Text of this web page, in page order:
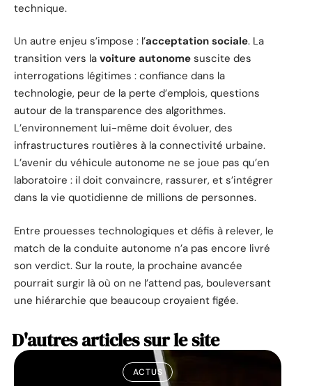
technique.
Un autre enjeu s’impose : l’acceptation sociale. La
transition vers la voiture autonome suscite des
interrogations légitimes : confiance dans la
technologie, peur de la perte d’emplois, questions
autour de la transparence des algorithmes.
L’environnement lui-même doit évoluer, des
infrastructures routières à la connectivité urbaine.
L’avenir du véhicule autonome ne se joue pas qu’en
laboratoire : il doit convaincre, rassurer, et s’intégrer
dans la vie quotidienne de millions de personnes.
Entre prouesses technologiques et défis à relever, le
match de la conduite autonome n’a pas encore livré
son verdict. Sur la route, la prochaine avancée
pourrait surgir là où on ne l’attend pas, bouleversant
une hiérarchie que beaucoup croyaient figée.
D'autres articles sur le site
ACTUS